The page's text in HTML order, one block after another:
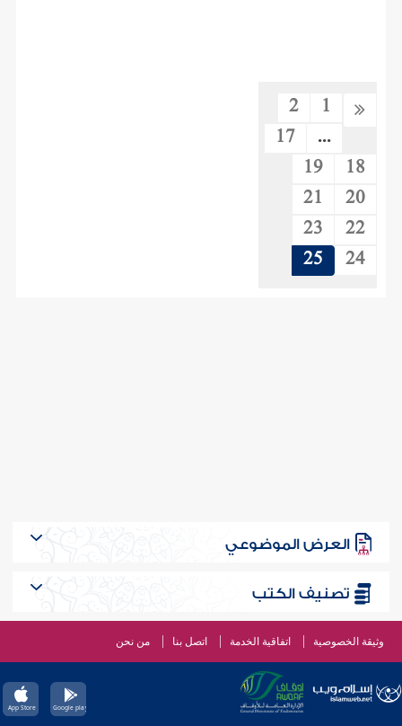
1
2
...
17
18
19
20
21
22
23
24
25
العرض الموضوعي
تصنيف الكتب
وثيقة الخصوصية اتفاقية الخدمة اتصل بنا من نحن